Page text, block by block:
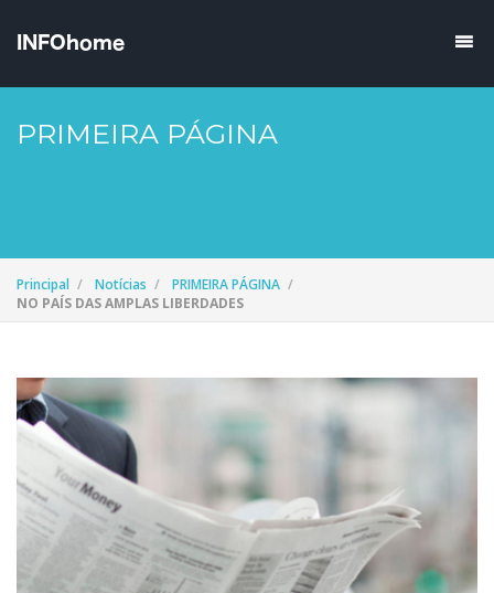
PRIMEIRA PÁGINA
Principal Notícias
PRIMEIRA PÁGINA
NO PAÍS DAS AMPLAS LIBERDADES